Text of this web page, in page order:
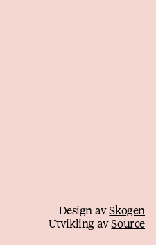
Design avSkogen
Utvikling avSource